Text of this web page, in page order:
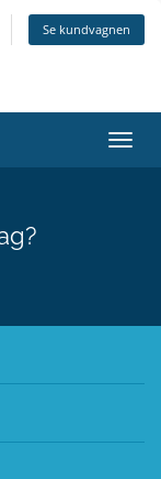
Se kundvagnen
Växla